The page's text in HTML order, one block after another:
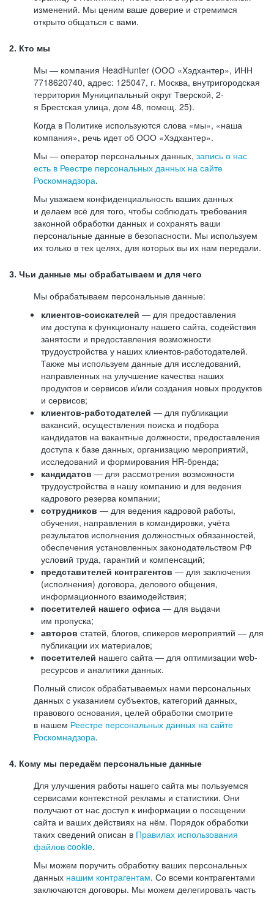
изменений. Мы ценим ваше доверие и стремимся
открыто общаться с вами.
2. Кто мы
Мы — компания HeadHunter (ООО «Хэдхантер», ИНН
7718620740, адрес: 125047, г. Москва, внутригородская
территория Муниципальный округ Тверской, 2-
я Брестская улица, дом 48, помещ. 25).
Когда в Политике используются слова «мы», «наша
компания», речь идет об ООО «Хэдхантер».
Мы — оператор персональных данных, запись о нас
есть в Реестре персональных данных на сайте
Роскомнадзора.
Мы уважаем конфиденциальность ваших данных
и делаем всё для того, чтобы соблюдать требования
законной обработки данных и сохранять ваши
персональные данные в безопасности. Мы используем
их только в тех целях, для которых вы их нам передали.
3. Чьи данные мы обрабатываем и для чего
Мы обрабатываем персональные данные:
клиентов-соискателей — для предоставления
им доступа к функционалу нашего сайта, содействия
занятости и предоставления возможности
трудоустройства у наших клиентов-работодателей.
Также мы используем данные для исследований,
направленных на улучшение качества наших
продуктов и сервисов и/или создания новых продуктов
и сервисов;
клиентов-работодателей — для публикации
вакансий, осуществления поиска и подбора
кандидатов на вакантные должности, предоставления
доступа к базе данных, организацию мероприятий,
исследований и формирования HR-бренда;
кандидатов — для рассмотрения возможности
трудоустройства в нашу компанию и для ведения
кадрового резерва компании;
сотрудников — для ведения кадровой работы,
обучения, направления в командировки, учёта
результатов исполнения должностных обязанностей,
обеспечения установленных законодательством РФ
условий труда, гарантий и компенсаций;
представителей контрагентов — для заключения
(исполнения) договора, делового общения,
информационного взаимодействия;
посетителей нашего офиса — для выдачи
им пропуска;
авторов статей, блогов, спикеров мероприятий — для
публикации их материалов;
посетителей нашего сайта — для оптимизации web-
ресурсов и аналитики данных.
Полный список обрабатываемых нами персональных
данных с указанием субъектов, категорий данных,
правового основания, целей обработки смотрите
в нашем Реестре персональных данных на сайте
Роскомнадзора.
4. Кому мы передаём персональные данные
Для улучшения работы нашего сайта мы пользуемся
сервисами контекстной рекламы и статистики. Они
получают от нас доступ к информации о посещении
сайта и ваших действиях на нём. Порядок обработки
таких сведений описан в Правилах использования
файлов cookie.
Мы можем поручить обработку ваших персональных
данных нашим контрагентам. Со всеми контрагентами
заключаются договоры. Мы можем делегировать часть